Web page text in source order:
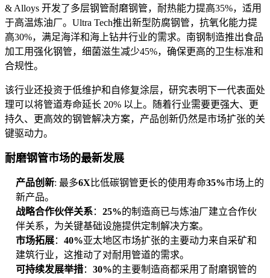
& Alloys 开发了多层钢管耐磨钢管，耐热能力提高35%，适用
于高温炼油厂。Ultra Tech推出新型防腐钢管，抗氧化能力提
高30%，满足海洋和海上钻井行业的需求。南钢制造推出食品
加工用强化钢管，细菌滋生减少45%，确保更高的卫生标准和
合规性。
该行业还投资于低维护和自修复涂层，研究表明下一代表面处
理可以将管道寿命延长 20% 以上。随着行业需要更强大、更
持久、更高效的钢管解决方案，产品创新仍然是市场扩张的关
键驱动力。
耐磨钢管市场的最新发展
产品创新: 最多6X 比低碳钢管更长的使用寿命35%市场上的
新产品。
战略合作伙伴关系： 25%的制造商已与炼油厂建立合作伙
伴关系，为关键基础设施提供定制解决方案。
市场拓展： 40%亚太地区市场扩张的主要动力来自采矿和
建筑行业，这推动了对耐用管道的需求。
可持续发展举措： 30%的主要制造商都采用了耐磨钢管的